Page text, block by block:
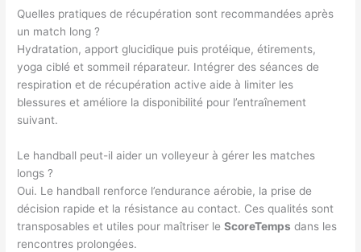
Quelles pratiques de récupération sont recommandées après
un match long ?
Hydratation, apport glucidique puis protéique, étirements,
yoga ciblé et sommeil réparateur. Intégrer des séances de
respiration et de récupération active aide à limiter les
blessures et améliore la disponibilité pour l’entraînement
suivant.
Le handball peut-il aider un volleyeur à gérer les matches
longs ?
Oui. Le handball renforce l’endurance aérobie, la prise de
décision rapide et la résistance au contact. Ces qualités sont
transposables et utiles pour maîtriser leScoreTemps dans les
rencontres prolongées.